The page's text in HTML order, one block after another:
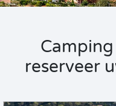
reserveer